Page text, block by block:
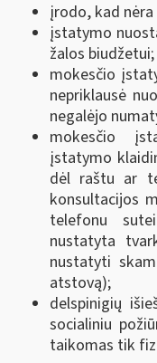
įrodo, kad
įstatymo
žalos biudžetui;
mokesčio
nepriklausė
negalėjo
mokesčio
įstatymo
dėl raštu ar
konsultacijos
telefonu
nustatyta
nustatyti
atstovą);
delspinigių
socialiniu
taikomas tik